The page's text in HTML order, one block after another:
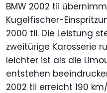
BMW 2002 tii
Kugelfischer-
2000 tii. Die Leistung
zweitürige Karosserie
leichter ist als die
entstehen
2002 tii erreicht 190